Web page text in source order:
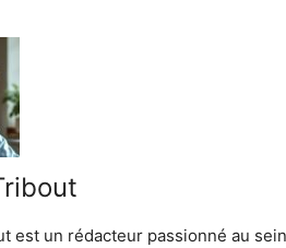
est un rédacteur passionné au